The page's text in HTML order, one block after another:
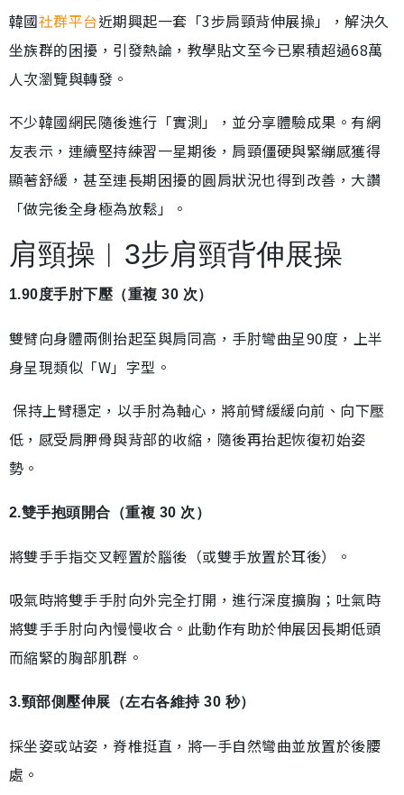
韓國社群平台近期興起一套「3步肩頸背伸展操」，解決久
坐族群的困擾，引發熱論，教學貼文至今已累積超過68萬
人次瀏覽與轉發。
不少韓國網民隨後進行「實測」，並分享體驗成果。有網
友表示，連續堅持練習一星期後，肩頸僵硬與緊繃感獲得
顯著舒緩，甚至連長期困擾的圓肩狀況也得到改善，大讚
「做完後全身極為放鬆」。
肩頸操︱3步肩頸背伸展操
1.90度手肘下壓（重複 30 次）
雙臂向身體兩側抬起至與肩同高，手肘彎曲呈90度，上半
身呈現類似「W」字型。
保持上臂穩定，以手肘為軸心，將前臂緩緩向前、向下壓
低，感受肩胛骨與背部的收縮，隨後再抬起恢復初始姿
勢。
2.雙手抱頭開合（重複 30 次）
將雙手手指交叉輕置於腦後（或雙手放置於耳後）。
吸氣時將雙手手肘向外完全打開，進行深度擴胸；吐氣時
將雙手手肘向內慢慢收合。此動作有助於伸展因長期低頭
而縮緊的胸部肌群。
3.頸部側壓伸展（左右各維持 30 秒）
採坐姿或站姿，脊椎挺直，將一手自然彎曲並放置於後腰
處。